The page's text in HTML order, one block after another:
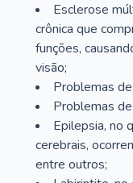
Esclerose
crônica que
funções,
visão;
Problemas
Problemas
Epilepsia, no
cerebrais,
entre outros;